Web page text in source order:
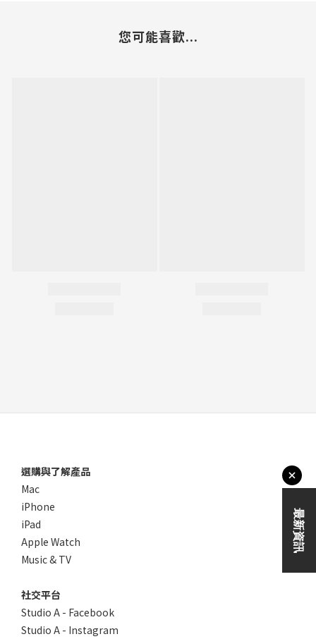
您可能喜歡...
選購與了解產品
Mac
iPhone
iPad
Apple Watch
Music & TV
社交平台
Studio A - Facebook
Studio A - Instagram